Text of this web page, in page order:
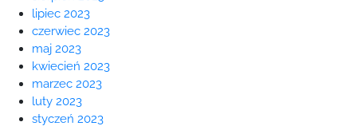
lipiec 2023
czerwiec 2023
maj 2023
kwiecień 2023
marzec 2023
luty 2023
styczeń 2023